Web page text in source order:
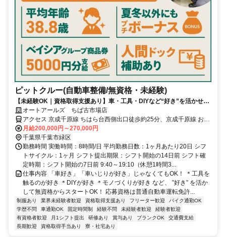
ピットクルー(自動車整備/無資格・未経験)
【未経験OK｜資格取得支援あり】車・工具・DIYなど“好き”を活かせ
る！《年間休日115日／残業代1分単位／月残業10h未満》
オートアールズ ちば古市場店
アクセス 京成千原線 ちはら台西側出口徒歩約25分、京成千原線 おゆ
み野南口徒歩約26分、ＪＲ内房線/ＪＲ総武本線 浜野東口徒歩約30分
ちはら台駅から車で7分
月給200,000円～270,000円
千葉県千葉市緑区
勤務時間 実働時間：8時間/日 平均勤務日数：1ヶ月あたり20日 シフ
トサイクル：1ヶ月 シフト提出期限：シフト開始の14日前 シフト確
定時期：シフト開始の7日前 9:40～19:10（休憩1時間3...
仕事内容 「車好き」「車いじりが好き」じゃなくてもOK！ ＊工具を
触るのが好き ＊DIYが好き ＊モノづくりが好き など、 ”好き” を活か
して無資格からスタートOK！ 応募資格は普通自動車運転免許...
制服あり 業界未経験者歓迎 資格取得支援あり フリーター歓迎
バイク通勤OK
学歴不問
車通勤OK 固定時間制 経験不問 未経験者歓迎
経験者歓迎
有資格者歓迎
月1シフト提出 研修あり 賞与あり ブランクOK
交通費支給
長期歓迎
資格取得手当あり 寮・社宅あり